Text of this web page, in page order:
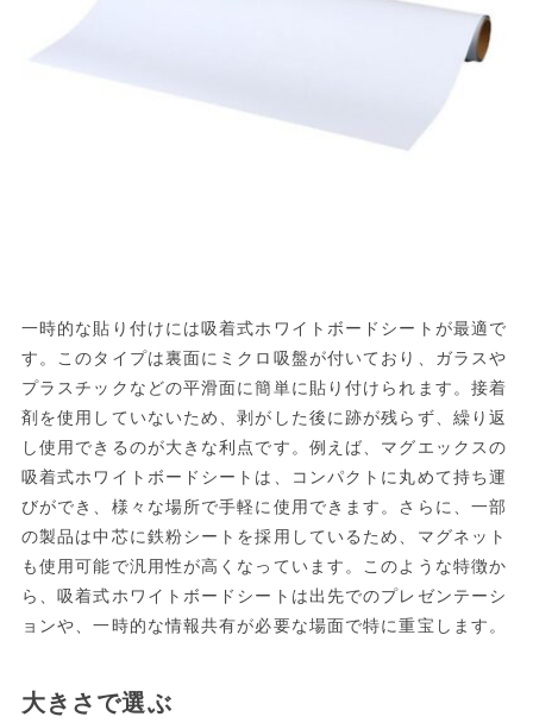
一時的な貼り付けには吸着式ホワイトボードシートが最適で
す。このタイプは裏面にミクロ吸盤が付いており、ガラスや
プラスチックなどの平滑面に簡単に貼り付けられます。接着
剤を使用していないため、剥がした後に跡が残らず、繰り返
し使用できるのが大きな利点です。例えば、マグエックスの
吸着式ホワイトボードシートは、コンパクトに丸めて持ち運
びができ、様々な場所で手軽に使用できます。さらに、一部
の製品は中芯に鉄粉シートを採用しているため、マグネット
も使用可能で汎用性が高くなっています。このような特徴か
ら、吸着式ホワイトボードシートは出先でのプレゼンテーシ
ョンや、一時的な情報共有が必要な場面で特に重宝します。
大きさで選ぶ